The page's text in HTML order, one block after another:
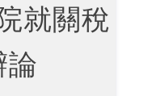
就關稅
論